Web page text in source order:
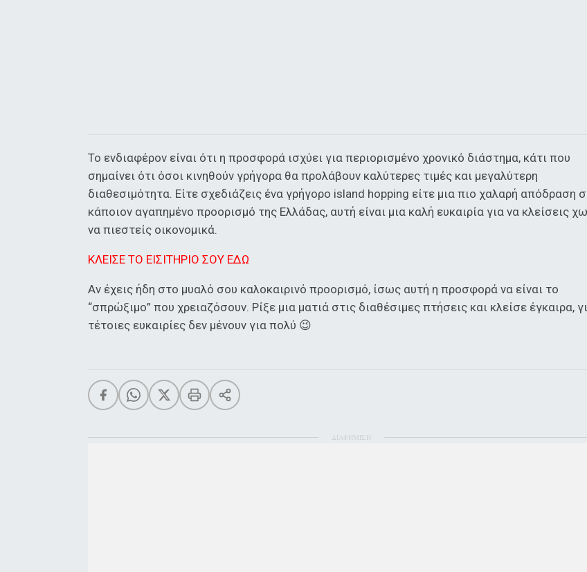
Το ενδιαφέρον είναι ότι η προσφορά ισχύει για περιορισμένο χρονικό διάστημα, κάτι που
σημαίνει ότι όσοι κινηθούν γρήγορα θα προλάβουν καλύτερες τιμές και μεγαλύτερη
διαθεσιμότητα. Είτε σχεδιάζεις ένα γρήγορο island hopping είτε μια πιο χαλαρή απόδραση
κάποιον αγαπημένο προορισμό της Ελλάδας, αυτή είναι μια καλή ευκαιρία για να κλείσεις
να πιεστείς οικονομικά.
ΚΛΕΙΣΕ ΤΟ ΕΙΣΙΤΗΡΙΟ ΣΟΥ ΕΔΩ
Αν έχεις ήδη στο μυαλό σου καλοκαιρινό προορισμό, ίσως αυτή η προσφορά να είναι το
“σπρώξιμο” που χρειαζόσουν. Ρίξε μια ματιά στις διαθέσιμες πτήσεις και κλείσε έγκαιρα,
τέτοιες ευκαιρίες δεν μένουν για πολύ 😉
ΔΙΑΦΗΜΙΣΗ